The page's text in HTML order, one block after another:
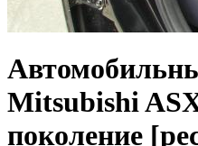
Mitsubishi
поколение